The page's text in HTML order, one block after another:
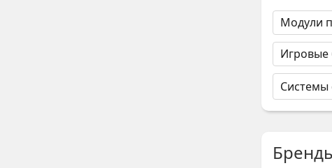
Модули
Игровые
Системы